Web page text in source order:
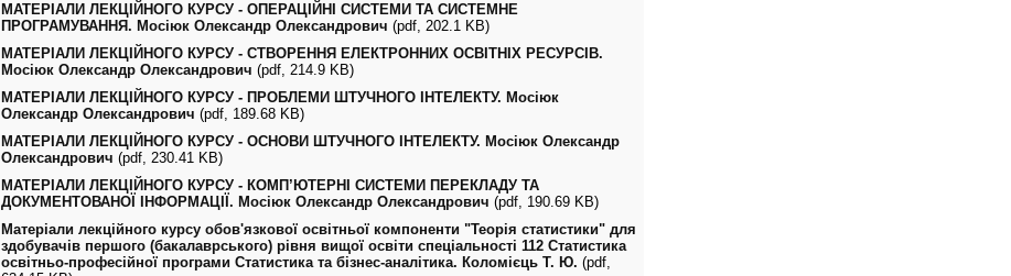
МАТЕРІАЛИ ЛЕКЦІЙНОГО КУРСУ - ОПЕРАЦІЙНІ СИСТЕМИ ТА СИСТЕМНЕ
ПРОГРАМУВАННЯ. Мосіюк Олександр Олександрович (pdf, 202.1 KB)
МАТЕРІАЛИ ЛЕКЦІЙНОГО КУРСУ - СТВОРЕННЯ ЕЛЕКТРОННИХ ОСВІТНІХ РЕСУРСІВ.
Мосіюк Олександр Олександрович (pdf, 214.9 KB)
МАТЕРІАЛИ ЛЕКЦІЙНОГО КУРСУ - ПРОБЛЕМИ ШТУЧНОГО ІНТЕЛЕКТУ. Мосіюк
Олександр Олександрович (pdf, 189.68 KB)
МАТЕРІАЛИ ЛЕКЦІЙНОГО КУРСУ - ОСНОВИ ШТУЧНОГО ІНТЕЛЕКТУ. Мосіюк Олександр
Олександрович (pdf, 230.41 KB)
МАТЕРІАЛИ ЛЕКЦІЙНОГО КУРСУ - КОМП’ЮТЕРНІ СИСТЕМИ ПЕРЕКЛАДУ ТА
ДОКУМЕНТОВАНОЇ ІНФОРМАЦІЇ. Мосіюк Олександр Олександрович (pdf, 190.69 KB)
Матеріали лекційного курсу обов'язкової освітньої компоненти "Теорія статистики" для
здобувачів першого (бакалаврського) рівня вищої освіти спеціальності 112 Статистика
освітньо-професійної програми Статистика та бізнес-аналітика. Коломієць Т. Ю. (pdf,